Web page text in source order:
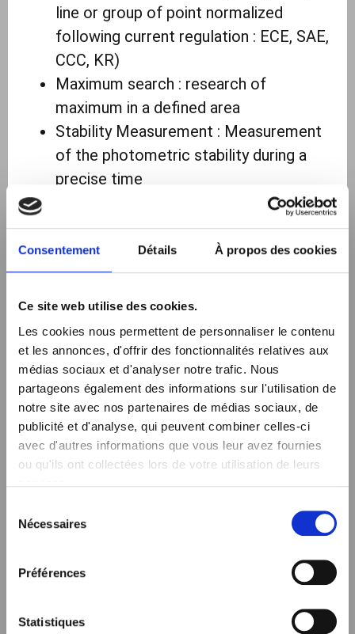
Consentement Détails À propos des cookies
Ce site web utilise des cookies.
Les cookies nous permettent de personnaliser le contenu
et les annonces, d'offrir des fonctionnalités relatives aux
médias sociaux et d'analyser notre trafic. Nous
partageons également des informations sur l'utilisation de
notre site avec nos partenaires de médias sociaux, de
publicité et d'analyse, qui peuvent combiner celles-ci
avec d'autres informations que vous leur avez fournies
ou qu'ils ont collectées lors de votre utilisation de leurs
Nécessaires
Préférences
Statistiques
line or group of point normalized
following current regulation : ECE, SAE,
CCC, KR)
Maximum search : research of
maximum in a defined area
Stability Measurement : Measurement
of the photometric stability during a
precise time
Isolux or Isocandela : Photometric
scan in a defined area
Line Measurement : Measurement of
an horizontal of verticale Line.
Sharpness Setup and Measurement :
cutoff/Sharpness following regulations
: ECE/SAE, Pollack, ISO
It also allows automatic séquence
measurement of differents steps on a
same product (switching on/off
The software allows the file generation on
different format Excel, text, IES (others
specific format are available on requests).
ALPES has a second proprietary software